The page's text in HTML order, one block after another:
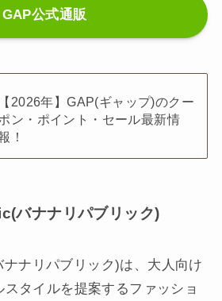
GAP公式通販
【2026年】GAP(ギャップ)のクー
ン・ポイント・セール最新情
！
バナナリパブリック)
ナナリパブリック)は、大人向け
タイルを提案するファッショ